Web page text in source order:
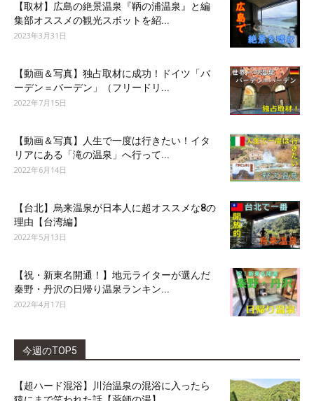
【取材】広島の絶景温泉『鞆の浦温泉』と編
集部オススメの観光スポットを紹...
2023年3月31日
【動画＆写真】独占取材に成功！ドイツ「バ
ーデン＝バーデン」（フリードリ...
2022年7月15日
【動画＆写真】人生で一度は行きたい！イタ
リアにある「滝の温泉」へ行って...
2022年6月14日
【台北】烏来温泉が日本人に超オススメな8の
理由【台湾編】
2022年5月13日
【祝・新東名開通！】地元ライターが選んだ
秦野・丹沢の日帰り温泉ランキン...
2022年4月17日
今週のTOP5
【超ハード混浴】川治温泉の混浴に入ったら